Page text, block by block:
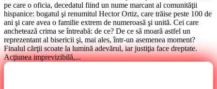
pe care o oficia, decedatul fiind un nume marcant al comunităţii
hispanice: bogatul şi renumitul Hector Ortiz, care trăise peste 100 de
ani şi care avea o familie extrem de numeroasă şi unită. Cei care
anchetează crima se întreabă: de ce? De ce să moară astfel un
reprezentant al bisericii şi, mai ales, într-un asemenea moment?
Finalul cărţii scoate la lumină adevărul, iar justiţia face dreptate.
Acţiunea imprevizibilă,...